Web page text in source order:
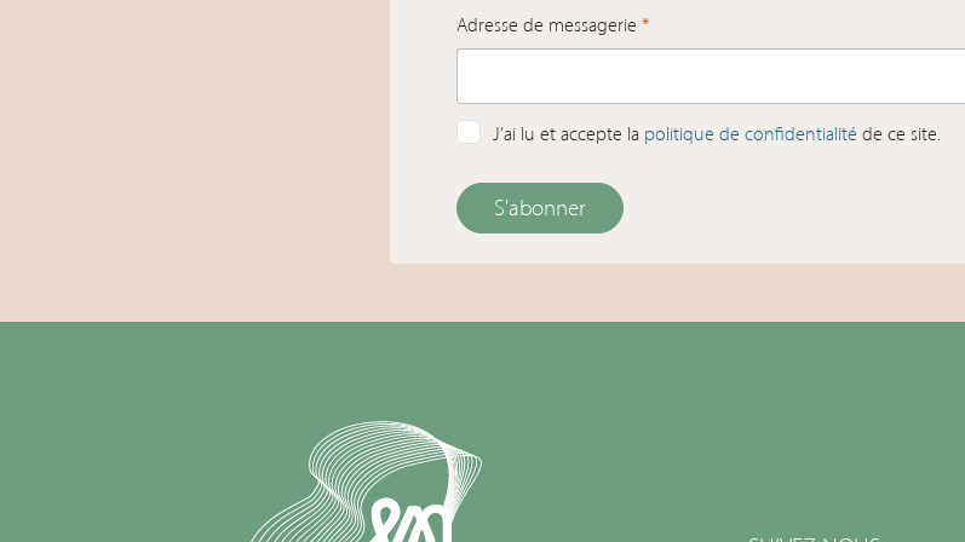
Adresse de messagerie *
J’ai lu et accepte la politique de confidentialité de ce site.